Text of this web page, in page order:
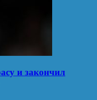
и закончил